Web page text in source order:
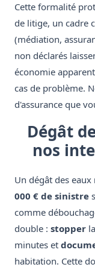
Cette formalité
de litige, un cadre
(médiation,
non déclarés
économie
cas de problème.
d'assurance que
Dégât
nos
Un dégât des
000 € de sinistre
comme
double : stopper
minutes et
habitation. Cette